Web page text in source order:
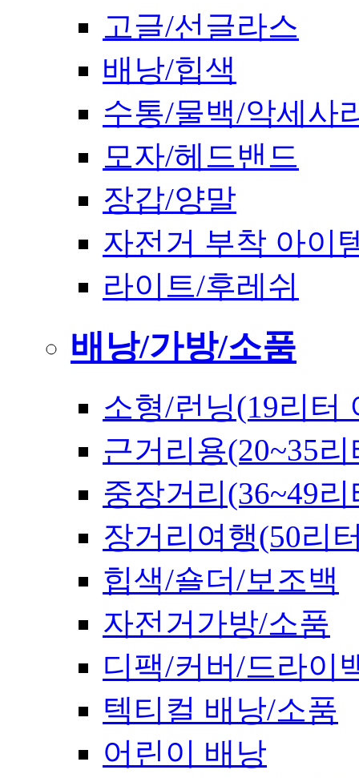
고글/선글라스
배낭/힙색
수통/물백/악세사
모자/헤드밴드
장갑/양말
자전거 부착 아이
라이트/후레쉬
배낭/가방/소품
소형/런닝(19리터
근거리용(20~35리
중장거리(36~49리
장거리여행(50리
힙색/숄더/보조백
자전거가방/소품
디팩/커버/드라이
텍티컬 배낭/소품
어린이 배낭